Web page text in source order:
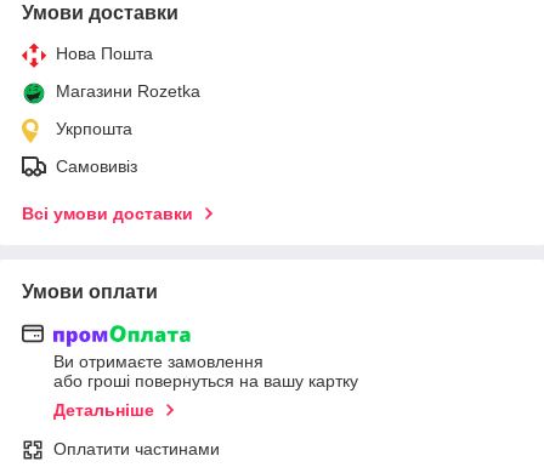
Умови доставки
Нова Пошта
Магазини Rozetka
Укрпошта
Самовивіз
Всі умови доставки
Умови оплати
Ви отримаєте замовлення
або гроші повернуться на вашу картку
Детальніше
Оплатити частинами